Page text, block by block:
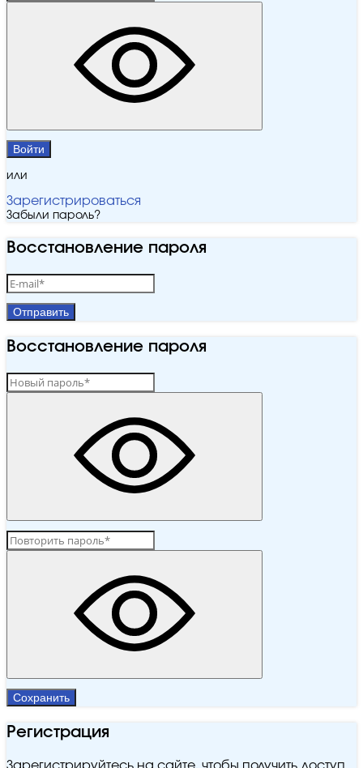
Войти
или
Зарегистрироваться
Забыли пароль?
Восстановление пароля
Отправить
Восстановление пароля
Сохранить
Регистрация